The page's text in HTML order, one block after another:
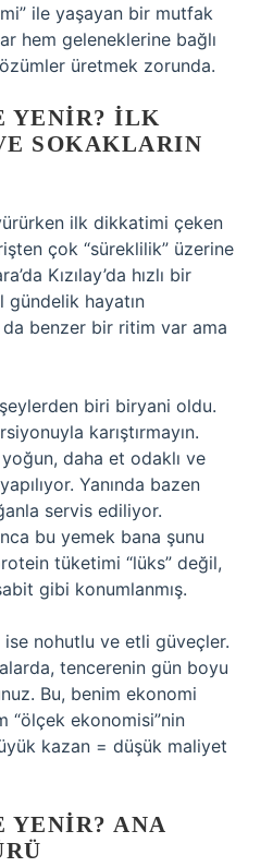
ile yaşayan bir mutfak
hem geleneklerine bağlı
üretmek zorunda.
YENIR? İLK
SOKAKLARIN
ilk dikkatimi çeken
çok “süreklilik” üzerine
Kızılay’da hızlı bir
gündelik hayatın
da benzer bir ritim var ama
biri biryani oldu.
karıştırmayın.
daha et odaklı ve
Yanında bazen
servis ediliyor.
bu yemek bana şunu
tüketimi “lüks” değil,
gibi konumlanmış.
nohutlu ve etli güveçler.
tencerenin gün boyu
Bu, benim ekonomi
“ölçek ekonomisi”nin
kazan = düşük maliyet
YENIR? ANA